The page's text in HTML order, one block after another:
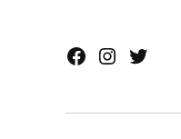
contenido
Facebook
Instagram
Twitter